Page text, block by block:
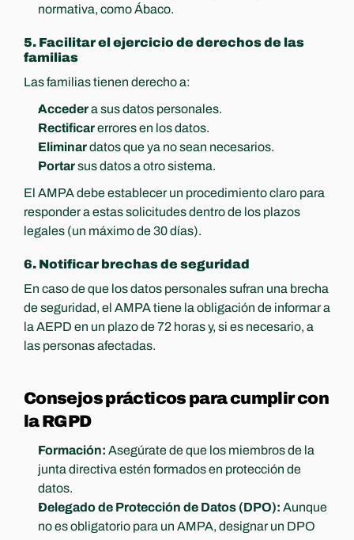
normativa, como Ábaco.
5. Facilitar el ejercicio de derechos de las
familias
Las familias tienen derecho a:
Acceder a sus datos personales.
Rectificar errores en los datos.
Eliminar datos que ya no sean necesarios.
Portar sus datos a otro sistema.
El AMPA debe establecer un procedimiento claro para
responder a estas solicitudes dentro de los plazos
legales (un máximo de 30 días).
6. Notificar brechas de seguridad
En caso de que los datos personales sufran una brecha
de seguridad, el AMPA tiene la obligación de informar a
la AEPD en un plazo de 72 horas y, si es necesario, a
las personas afectadas.
Consejos prácticos para cumplir con
la RGPD
Formación: Asegúrate de que los miembros de la
junta directiva estén formados en protección de
datos.
Delegado de Protección de Datos (DPO): Aunque
no es obligatorio para un AMPA, designar un DPO